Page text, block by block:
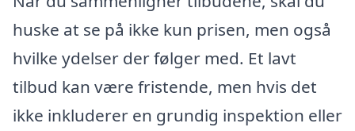
huske at se på ikke kun prisen, men også
hvilke ydelser der følger med. Et lavt
tilbud kan være fristende, men hvis det
ikke inkluderer en grundig inspektion eller